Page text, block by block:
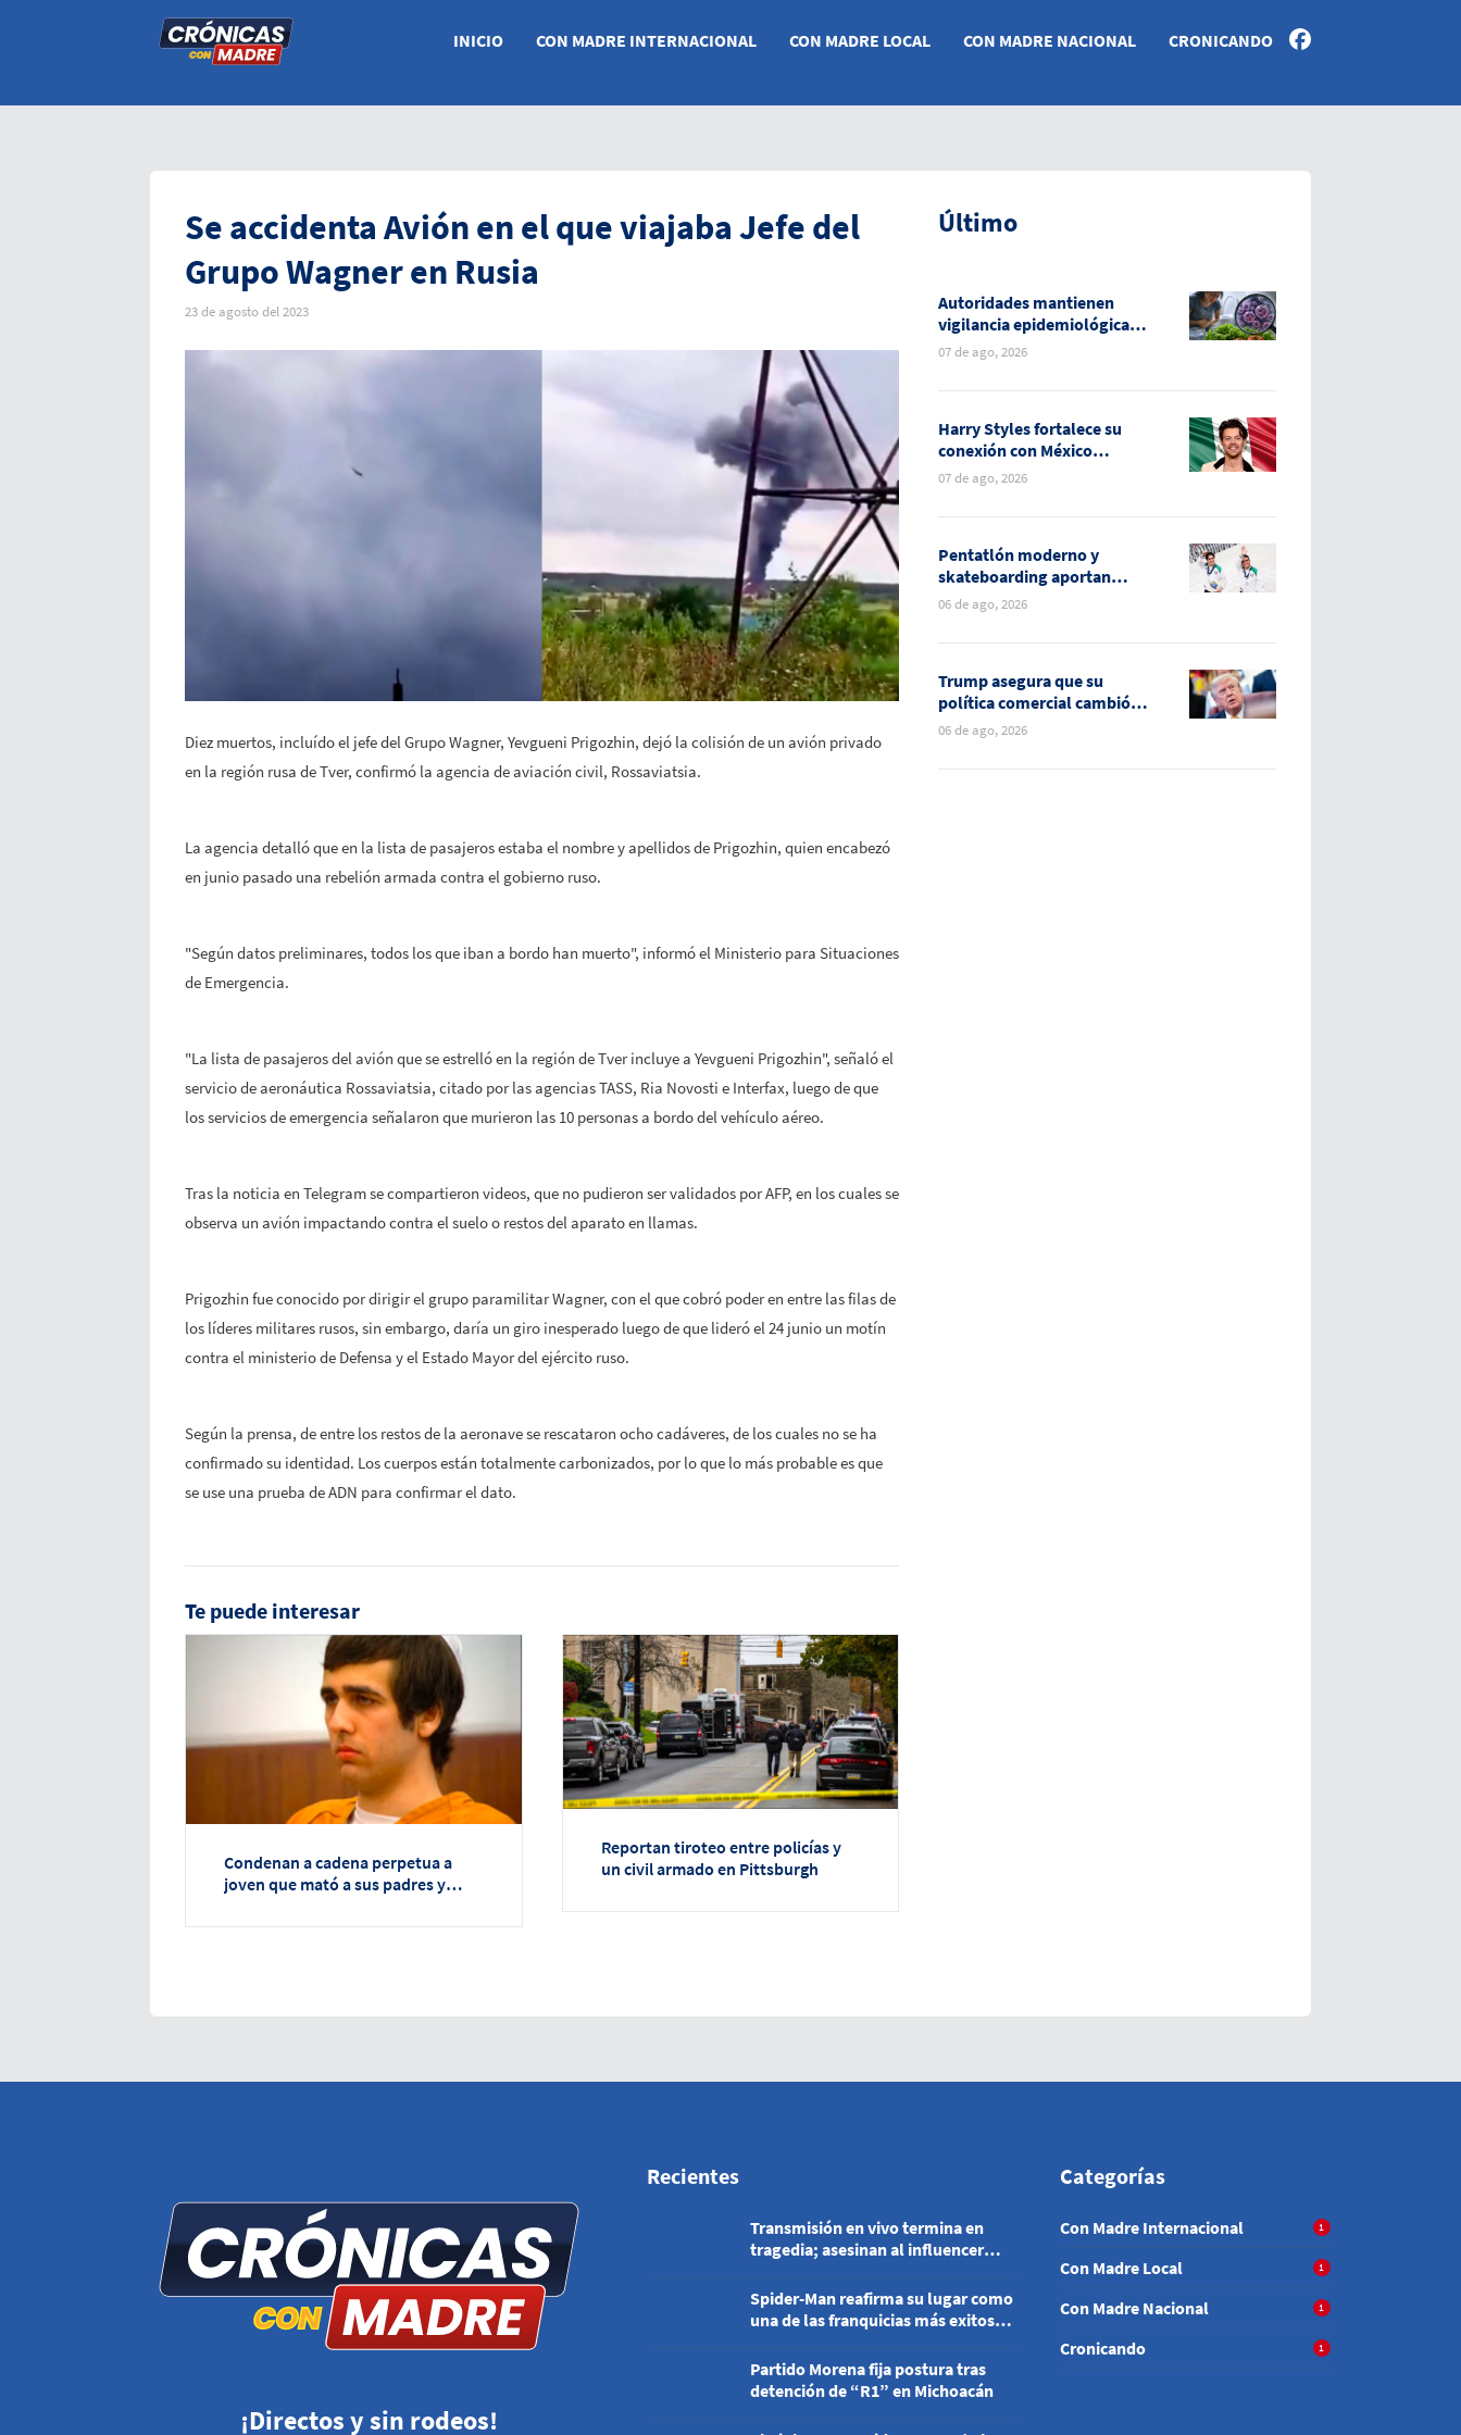
INICIO CON MADRE INTERNACIONAL CON MADRE LOCAL CON MADRE NACIONAL CRONICANDO
Se accidenta Avión en el que viajaba Jefe del
Grupo Wagner en Rusia
23 de agosto del 2023
Diez muertos, incluído el jefe del Grupo Wagner, Yevgueni Prigozhin, dejó la colisión de un avión privado
en la región rusa de Tver, confirmó la agencia de aviación civil, Rossaviatsia.
La agencia detalló que en la lista de pasajeros estaba el nombre y apellidos de Prigozhin, quien encabezó
en junio pasado una rebelión armada contra el gobierno ruso.
"Según datos preliminares, todos los que iban a bordo han muerto", informó el Ministerio para Situaciones
de Emergencia.
"La lista de pasajerosdel avión que se estrelló en la región de Tver incluye a Yevgueni Prigozhin", señaló el
servicio de aeronáutica Rossaviatsia, citado por las agenciasTASS, Ria Novosti e Interfax, luego de que
los servicios de emergencia señalaron que murieron las 10 personas a bordo del vehículo aéreo.
Tras la noticia en Telegram se compartieron videos, que no pudieron ser validados porAFP, en los cuales se
observa un avión impactando contra el suelo o restos del aparato en llamas.
Prigozhin fue conocido por dirigir el grupo paramilitar Wagner, con el que cobró poder en entre las filas de
los líderes militares rusos, sin embargo, daría un giro inesperado luego de que lideró el 24 junio un motín
contra el ministerio de Defensa y el Estado Mayor del ejército ruso.
Según la prensa, de entre los restos de la aeronave se rescataron ocho cadáveres, de los cuales no se ha
confirmado su identidad. Los cuerpos están totalmente carbonizados, por lo que lo más probable es que
se use una prueba de ADN para confirmar el dato.
Te puede interesar
Condenan a cadena perpetua a
joven que mató a sus padres y
dormían en California
Reportan tiroteo entre policías y
un civil armado en Pittsburgh
Último
Autoridades mantienen
vigilancia epidemiológica
por casos de diarrea
07 de ago, 2026
Harry Styles fortalece su
conexión con México
durante su gira “Together,
07 de ago, 2026
Pentatlón moderno y
skateboarding aportan
nuevas medallas para
06 de ago, 2026
Trump asegura que su
política comercial cambió la
relación de EE.UU. con el
06 de ago, 2026
¡Directos y sin rodeos!
Recientes
Transmisión en vivo termina en
tragedia; asesinan al influencer
Spider-Man reafirma su lugar como
una de las franquicias más exitosas
Partido Morena fija postura tras
detención de “R1” en Michoacán
Categorías
Con Madre Internacional 1
Con Madre Local 1
Con Madre Nacional 1
Cronicando 1